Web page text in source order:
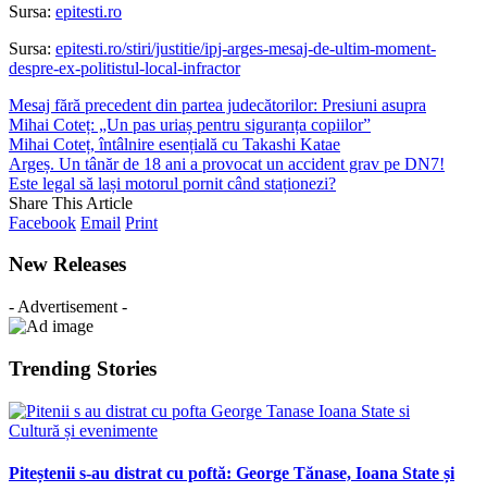
Sursa: epitesti.ro
Sursa: epitesti.ro/stiri/justitie/ipj-arges-mesaj-de-ultim-moment-
despre-ex-politistul-local-infractor
Mesaj fără precedent din partea judecătorilor: Presiuni asupra
Mihai Coteț: „Un pas uriaș pentru siguranța copiilor”
Mihai Coteț, întâlnire esențială cu Takashi Katae
Argeș. Un tânăr de 18 ani a provocat un accident grav pe DN7!
Este legal să lași motorul pornit când staționezi?
Share This Article
Facebook Email Print
New Releases
- Advertisement -
Trending Stories
Cultură și evenimente
Piteștenii s-au distrat cu poftă: George Tănase, Ioana State și